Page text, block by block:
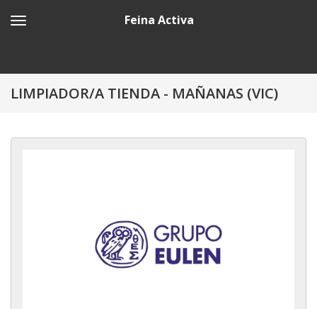
Feina Activa
LIMPIADOR/A TIENDA - MAÑANAS (VIC)